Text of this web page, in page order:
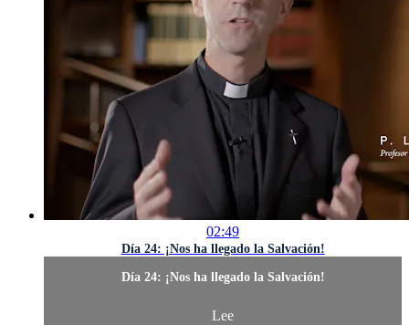
02:49
Día 24: ¡Nos ha llegado la Salvación!
Día 24: ¡Nos ha llegado la Salvación!
Lee